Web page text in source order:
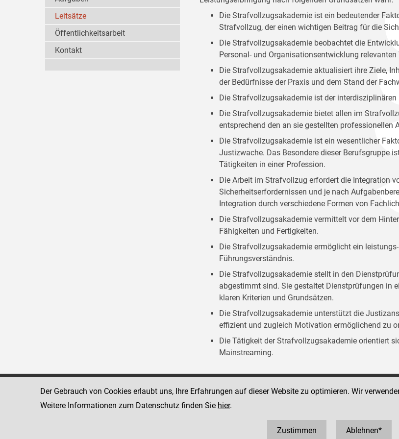
Die Strafvollzugsakademie ist ein bedeutender
Strafvollzug, der einen wichtigen Beitrag für die
Die Strafvollzugsakademie beobachtet die
Personal- und Organisationsentwicklung
Die Strafvollzugsakademie aktualisiert ihre Ziele,
der Bedürfnisse der Praxis und dem Stand der
Die Strafvollzugsakademie ist der
Die Strafvollzugsakademie bietet allen im
entsprechend den an sie gestellten professionellen
Die Strafvollzugsakademie ist ein wesentlicher
Justizwache. Das Besondere dieser Berufsgruppe
Tätigkeiten in einer Profession.
Die Arbeit im Strafvollzug erfordert die Integration
Sicherheitserfordernissen und je nach
Integration durch verschiedene Formen von
Die Strafvollzugsakademie vermittelt vor dem
Fähigkeiten und Fertigkeiten.
Die Strafvollzugsakademie ermöglicht ein
Führungsverständnis.
Die Strafvollzugsakademie stellt in den
abgestimmt sind. Sie gestaltet Dienstprüfungen in
klaren Kriterien und Grundsätzen.
Die Strafvollzugsakademie unterstützt die
effizient und zugleich Motivation ermöglichend zu
Die Tätigkeit der Strafvollzugsakademie orientiert
Mainstreaming.
Leitsätze
Öffentlichkeitsarbeit
Kontakt
Strafvollzugsakademie
www.justiz.gv.at/stak
1080 Wien
Wickenburggasse 12
Telefon: +43 1 40403 358810
Social Media Kanäle
Der Gebrauch von Cookies erlaubt uns, Ihre Erfahrungen auf dieser Website zu optimieren. Wir
Weitere Informationen zum Datenschutz finden Sie hier.
Zustimmen Ablehnen*